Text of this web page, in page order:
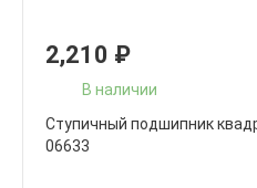
2,210 ₽
В наличии
Ступичный подшипник
06633